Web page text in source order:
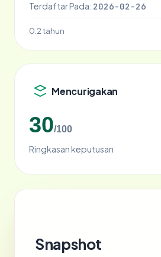
Terdaftar Pada: 2026-02-26
0.2 tahun
Mencurigakan
30/100
Ringkasan keputusan
Snapshot